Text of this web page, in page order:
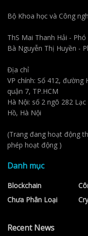
Bộ Khoa học và Công
ThS Mai Thanh Hải -
Bà Nguyễn Thị Huyền -
Địa chỉ
VP chính: Số 412, đường
quận 7, TP.HCM
Hà Nội: số 2 ngõ 282
Hồ, Hà Nội
(Trang đang hoạt động
phép hoạt động )
Danh mục
Blockchain
Chưa Phân Loại
Recent News